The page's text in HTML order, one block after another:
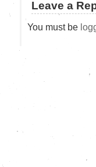
Leave a
You must be